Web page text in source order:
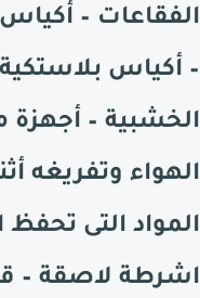
الفقاعات –
– أكياس
الخشبية –
الهواء وتفريغه
المواد التى
اشرطة لاصقة –